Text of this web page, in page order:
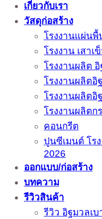
เกี่ยวกับเรา
วัสดุก่อสร้าง
โรงงานแผ่นพื้
โรงงาน เสา
โรงงานผลิต
โรงงานผลิตอิ
โรงงานผลิตอิ
โรงงานผลิตก
คอนกรีต
ปูนซีเมนต์ โร
2026
ออกแบบ/ก่อสร้าง
บทความ
รีวิวสินค้า
รีวิว อิฐมวลเบ